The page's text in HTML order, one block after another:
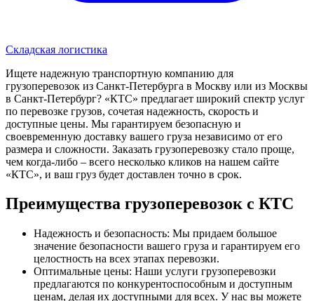
Складская логистика
Ищете надежную транспортную компанию для
грузоперевозок из Санкт-Петербурга в Москву или из Москвы
в Санкт-Петербург? «КТС» предлагает широкий спектр услуг
по перевозке грузов, сочетая надежность, скорость и
доступные цены. Мы гарантируем безопасную и
своевременную доставку вашего груза независимо от его
размера и сложности. Заказать грузоперевозку стало проще,
чем когда-либо – всего несколько кликов на нашем сайте
«КТС», и ваш груз будет доставлен точно в срок.
Преимущества грузоперевозок с КТС
Надежность и безопасность: Мы придаем большое
значение безопасности вашего груза и гарантируем его
целостность на всех этапах перевозки.
Оптимальные цены: Наши услуги грузоперевозки
предлагаются по конкурентоспособным и доступным
ценам, делая их доступными для всех. У нас вы можете